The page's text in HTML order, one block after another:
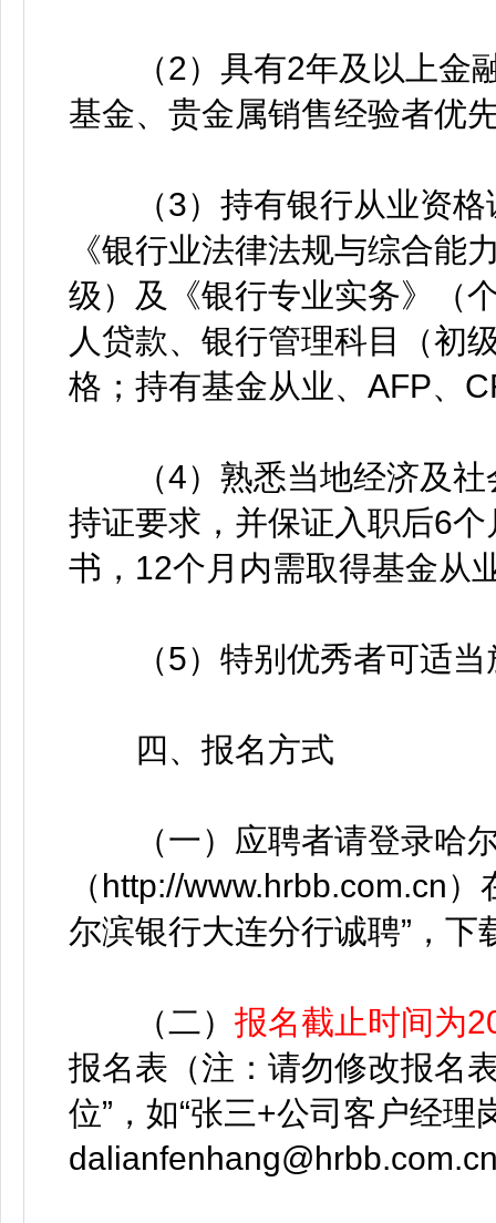
（2）具有2年及以上金融
基金、贵金属销售经验者优
（3）持有银行从业资格
《银行业法律法规与综合能
级）及《银行专业实务》（
人贷款、银行管理科目（初
格；持有基金从业、AFP、
（4）熟悉当地经济及社
持证要求，并保证入职后6
书，12个月内需取得基金从
（5）特别优秀者可适当
四、报名方式
（一）应聘者请登录哈
（http://www.hrbb.com.cn
尔滨银行大连分行诚聘”，
（二） 报名截止时间为
报名表（注：请勿修改报名
位”，如“张三+公司客户经理